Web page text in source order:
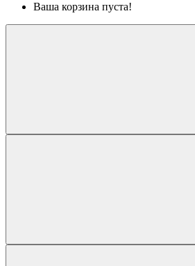
Ваша корзина пуста!